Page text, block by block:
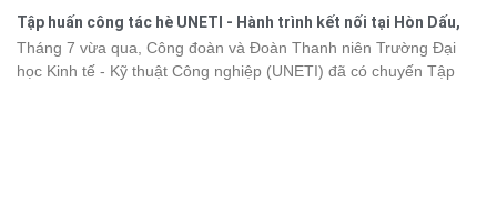
năm 2026 ngay dưới đây.
kết, sẻ chia và lưu giữ nhiều khoảnh khắc đáng nhớ. Hãy cùng
nhìn lại chuyến đi ngập tràn niềm vui và những trải nghiệm khó
quên.
Tập huấn công tác hè UNETI - Hành trình kết nối tại Hòn Dấu,
Đồ Sơn
Tháng 7 vừa qua, Công đoàn và Đoàn Thanh niên Trường Đại
học Kinh tế - Kỹ thuật Công nghiệp (UNETI) đã có chuyến Tập